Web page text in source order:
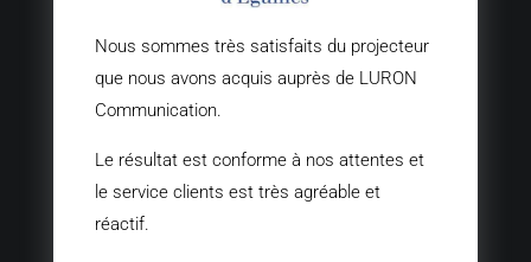
Nous sommes très satisfaits du projecteur
que nous avons acquis auprès de LURON
Communication.
Le résultat est conforme à nos attentes et
le service clients est très agréable et
réactif.